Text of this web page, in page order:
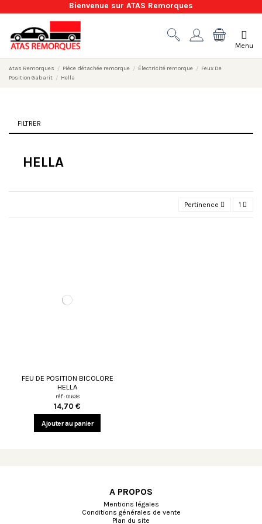
Bienvenue sur ATAS Remorques
Menu
Atas Remorques Pièce détachée remorque Électricité remorque
Feux De
Position Gabarit
Hella
HELLA
Pertinence 1
FEU DE POSITION BICOLORE
HELLA
réf : 01638
14,70 €
Ajouter au panier
FILTRER
A PROPOS
Mentions légales
Conditions générales de vente
Plan du site